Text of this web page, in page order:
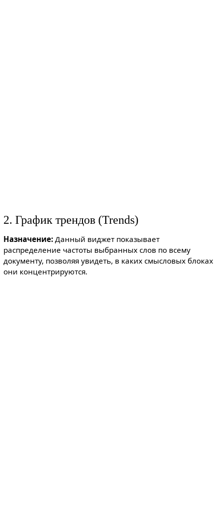
2. График трендов (Trends)
Назначение:Данный виджет показывает
распределение частоты выбранных слов по всему
документу, позволяя увидеть, в каких смысловых блоках
они концентрируются.